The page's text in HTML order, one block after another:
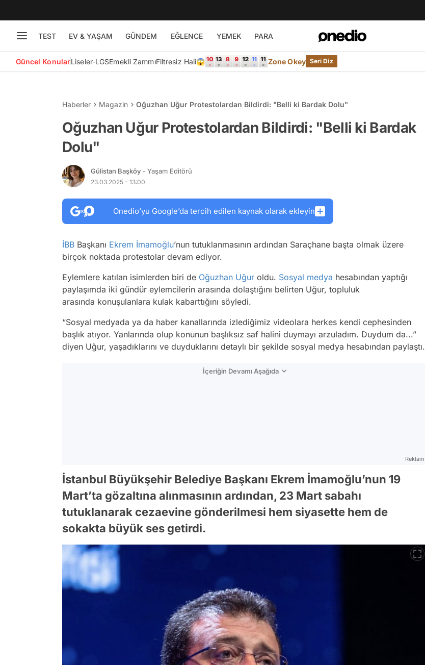
TEST EV & YAŞAM GÜNDEM EĞLENCE YEMEK PARA
Güncel KonularLiseler-LGSEmekli ZammıFiltresiz Hali😱 Zone Okey Seri Diz
Haberler Magazin Oğuzhan Uğur Protestolardan Bildirdi: "Belli ki Bardak Dolu"
Oğuzhan Uğur Protestolardan Bildirdi: "Belli ki Bardak
Dolu"
Gülistan Başköy - Yaşam Editörü
23.03.2025 - 13:00
Onedio’yu Google’da tercih edilen kaynak olarak ekleyin
İBB Başkanı Ekrem İmamoğlu’nun tutuklanmasının ardından Saraçhane başta olmak üzere
birçok noktada protestolar devam ediyor.
Eylemlere katılan isimlerden biri de Oğuzhan Uğur oldu. Sosyal medya hesabından yaptığı
paylaşımda iki gündür eylemcilerin arasında dolaştığını belirten Uğur, topluluk
arasında konuşulanlara kulak kabarttığını söyledi.
“Sosyal medyada ya da haber kanallarında izlediğimiz videolara herkes kendi cephesinden
başlık atıyor. Yanlarında olup konunun başlıksız saf halini duymayı arzuladım. Duydum da...”
diyen Uğur, yaşadıklarını ve duyduklarını detaylı bir şekilde sosyal medya hesabından paylaştı.
İçeriğin Devamı Aşağıda
Reklam
İstanbul Büyükşehir Belediye Başkanı Ekrem İmamoğlu’nun 19
Mart’ta gözaltına alınmasının ardından, 23 Mart sabahı
tutuklanarak cezaevine gönderilmesi hem siyasette hem de
sokakta büyük ses getirdi.